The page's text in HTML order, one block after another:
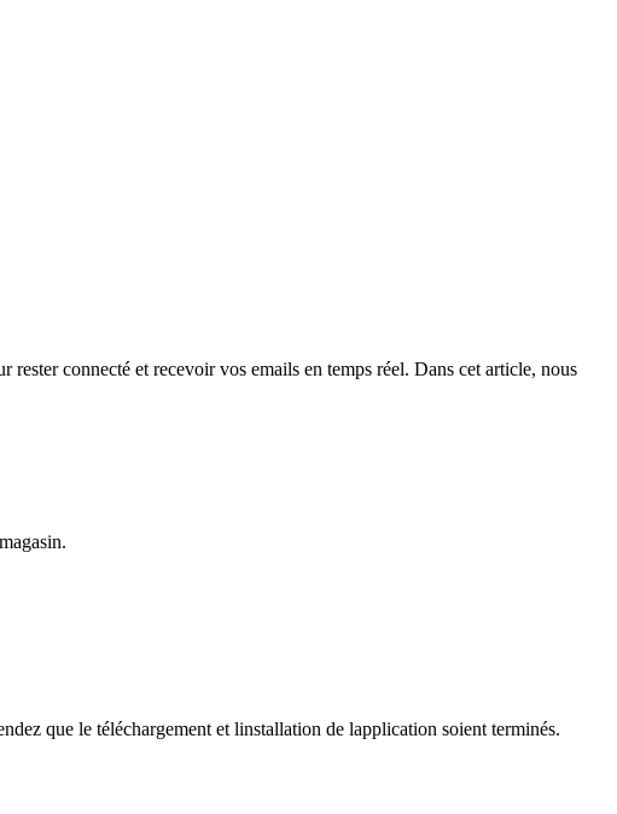
connecté et recevoir vos emails en temps réel. Dans cet article, nous
que le téléchargement et linstallation de lapplication soient terminés.